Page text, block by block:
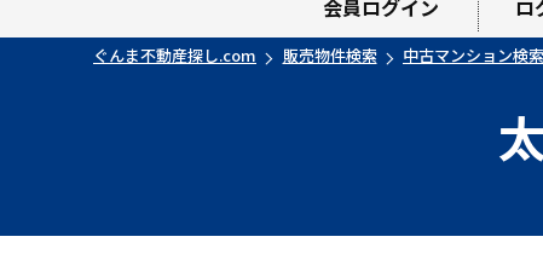
会員ログイン ロ
ぐんま不動産探し.com 販売物件検索 中古マンション検索